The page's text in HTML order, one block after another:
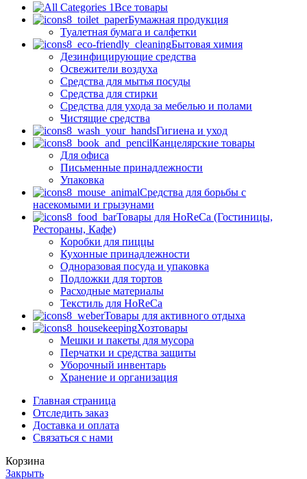
Все товары
Бумажная продукция
Туалетная бумага и салфетки
Бытовая химия
Дезинфицирующие средства
Освежители воздуха
Средства для мытья посуды
Средства для стирки
Средства для ухода за мебелью и полами
Чистящие средства
Гигиена и уход
Канцелярские товары
Для офиса
Письменные принадлежности
Упаковка
Средства для борьбы с
насекомыми и грызунами
Товары для HoReCa (Гостиницы,
Рестораны, Кафе)
Коробки для пиццы
Кухонные принадлежности
Одноразовая посуда и упаковка
Подложки для тортов
Расходные материалы
Текстиль для HoReCa
Товары для активного отдыха
Хозтовары
Мешки и пакеты для мусора
Перчатки и средства защиты
Уборочный инвентарь
Хранение и организация
Главная страница
Отследить заказ
Доставка и оплата
Связаться с нами
Корзина
Закрыть